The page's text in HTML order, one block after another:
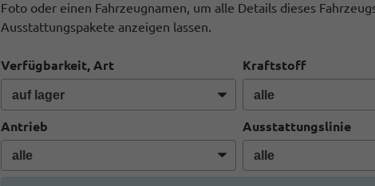
Foto oder einen Fahrzeugnamen, um alle Details dieses
Ausstattungspakete anzeigen lassen.
Verfügbarkeit, Art Kraftstoff
Antrieb Ausstattungslinie